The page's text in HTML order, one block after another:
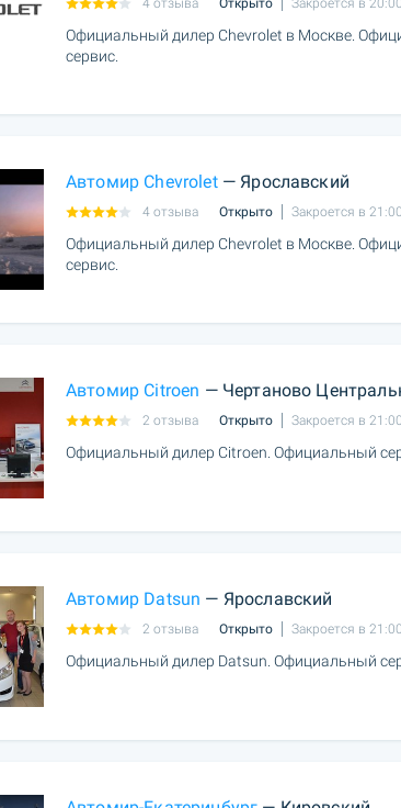
4 отзыва Открыто Закроется в 20:00
Официальный дилер Chevrolet в Москве.
сервис.
Автомир Chevrolet— Ярославский
4 отзыва Открыто Закроется в 21:00
Официальный дилер Chevrolet в Москве.
сервис.
Автомир Citroen — Чертаново
2 отзыва Открыто Закроется в 21:00
Официальный дилер Citroen. Официальный
Автомир Datsun — Ярославский
2 отзыва Открыто Закроется в 21:00
Официальный дилер Datsun. Официальный